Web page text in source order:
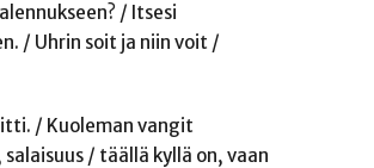
/ Itsesi
/ Uhrin soit ja niin voit /
/ Kuoleman vangit
/ täällä kyllä on, vaan